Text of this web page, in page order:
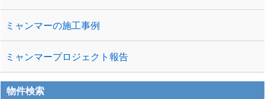
ミャンマーの施工事例
ミャンマープロジェクト報告
物件検索